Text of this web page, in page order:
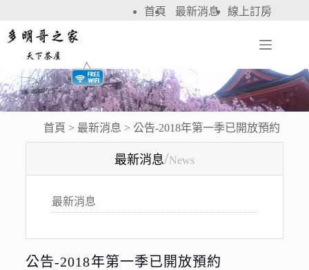
首頁 最新消息 線上訂房
首頁 > 最新消息 >公告-2018年第一季已開放預約
最新消息/News
最新消息
公告-2018年第一季已開放預約